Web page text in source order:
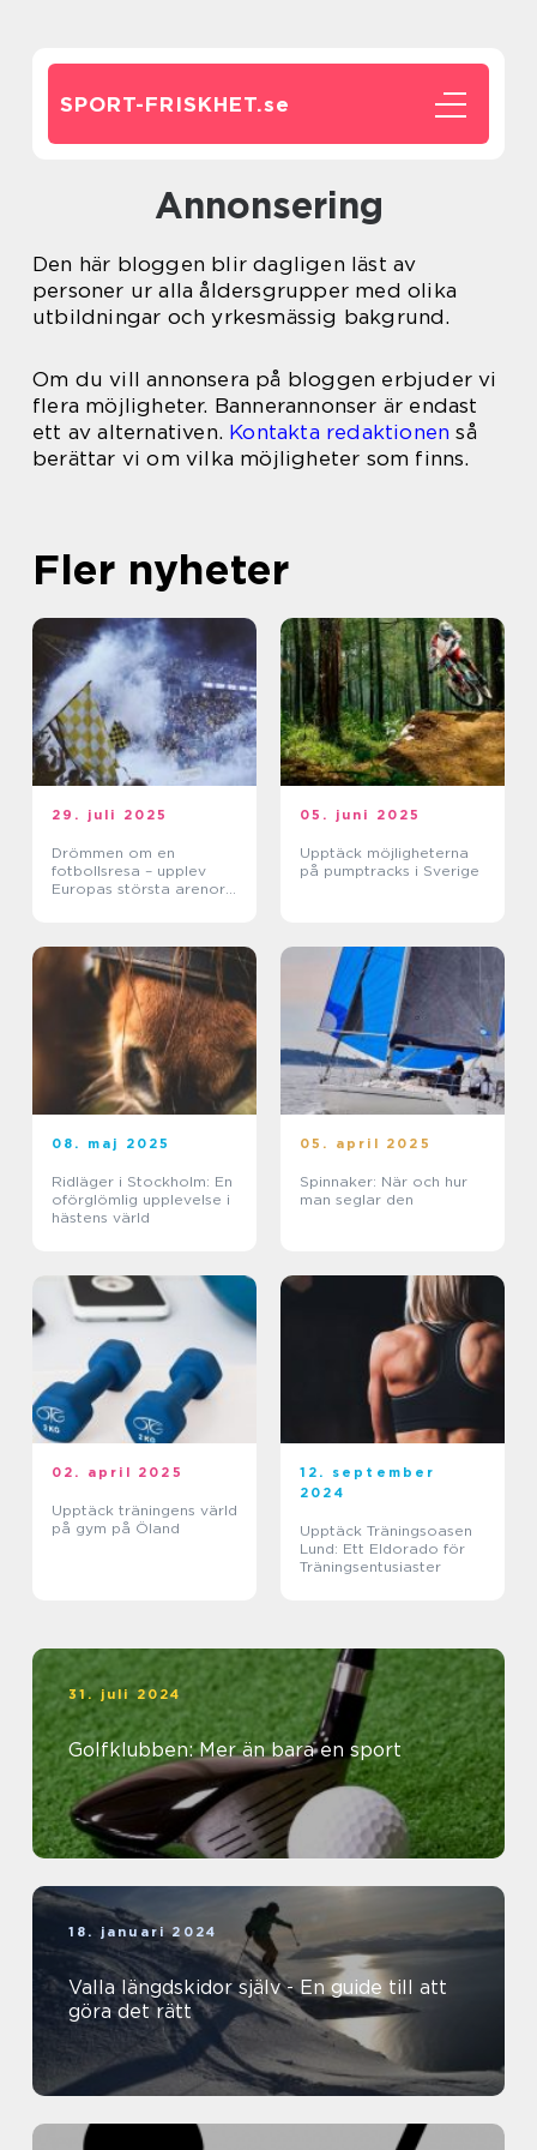
SPORT-FRISKHET.se
Annonsering
Den här bloggen blir dagligen läst av
personer ur alla åldersgrupper med olika
utbildningar och yrkesmässig bakgrund.
Om du vill annonsera på bloggen erbjuder vi
flera möjligheter. Bannerannonser är endast
ett av alternativen. Kontakta redaktionen så
berättar vi om vilka möjligheter som finns.
Fler nyheter
29. juli 2025
Drömmen om en
fotbollsresa – upplev
Europas största arenor
05. juni 2025
Upptäck möjligheterna
på pumptracks i Sverige
08. maj 2025
Ridläger i Stockholm: En
oförglömlig upplevelse i
hästens värld
05. april 2025
Spinnaker: När och hur
man seglar den
02. april 2025
Upptäck träningens värld
på gym på Öland
12. september
2024
Upptäck Träningsoasen
Lund: Ett Eldorado för
Träningsentusiaster
31. juli 2024
Golfklubben: Mer än bara en sport
18. januari 2024
Valla längdskidor själv - En guide till att
göra det rätt